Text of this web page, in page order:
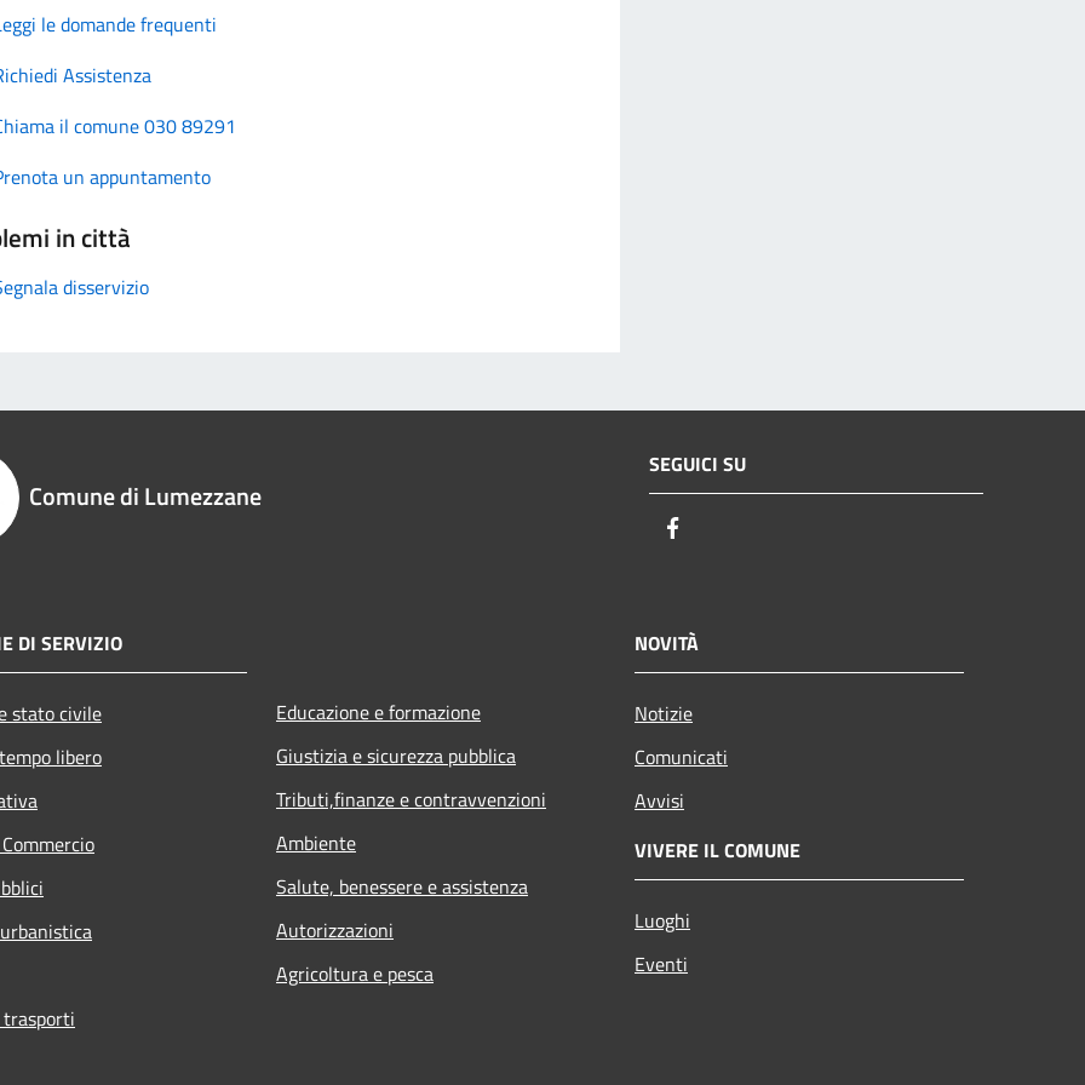
le domande frequenti
Assistenza
il comune 030 89291
un appuntamento
in città
disservizio
Comune di Lumezzane
SEGUICI SU
DI SERVIZIO
stato civile
libero
Educazione e formazione
Giustizia e sicurezza pubblica
Tributi,finanze e contravvenzioni
Ambiente
Salute, benessere e assistenza
Autorizzazioni
Agricoltura e pesca
NOVITÀ
Notizie
Comunicati
Avvisi
VIVERE IL COMUNE
Luoghi
Eventi